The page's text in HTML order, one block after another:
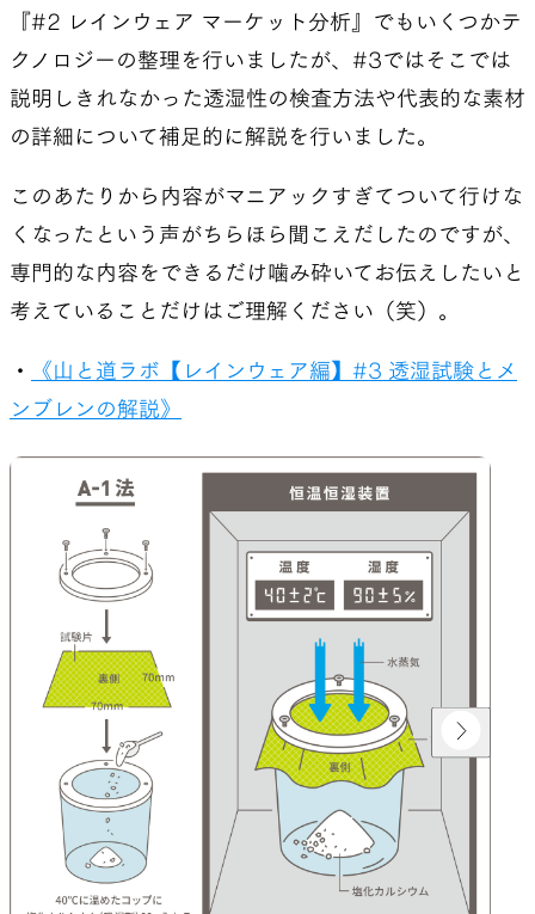
『#2 レインウェア マーケット分析』でもいくつかテ
クノロジーの整理を行いましたが、#3ではそこでは
説明しきれなかった透湿性の検査方法や代表的な素材
の詳細について補足的に解説を行いました。
このあたりから内容がマニアックすぎてついて行けな
くなったという声がちらほら聞こえだしたのですが、
専門的な内容をできるだけ噛み砕いてお伝えしたいと
考えていることだけはご理解ください（笑）。
・
《山と道ラボ【レインウェア編】#3 透湿試験とメ
ンブレンの解説》